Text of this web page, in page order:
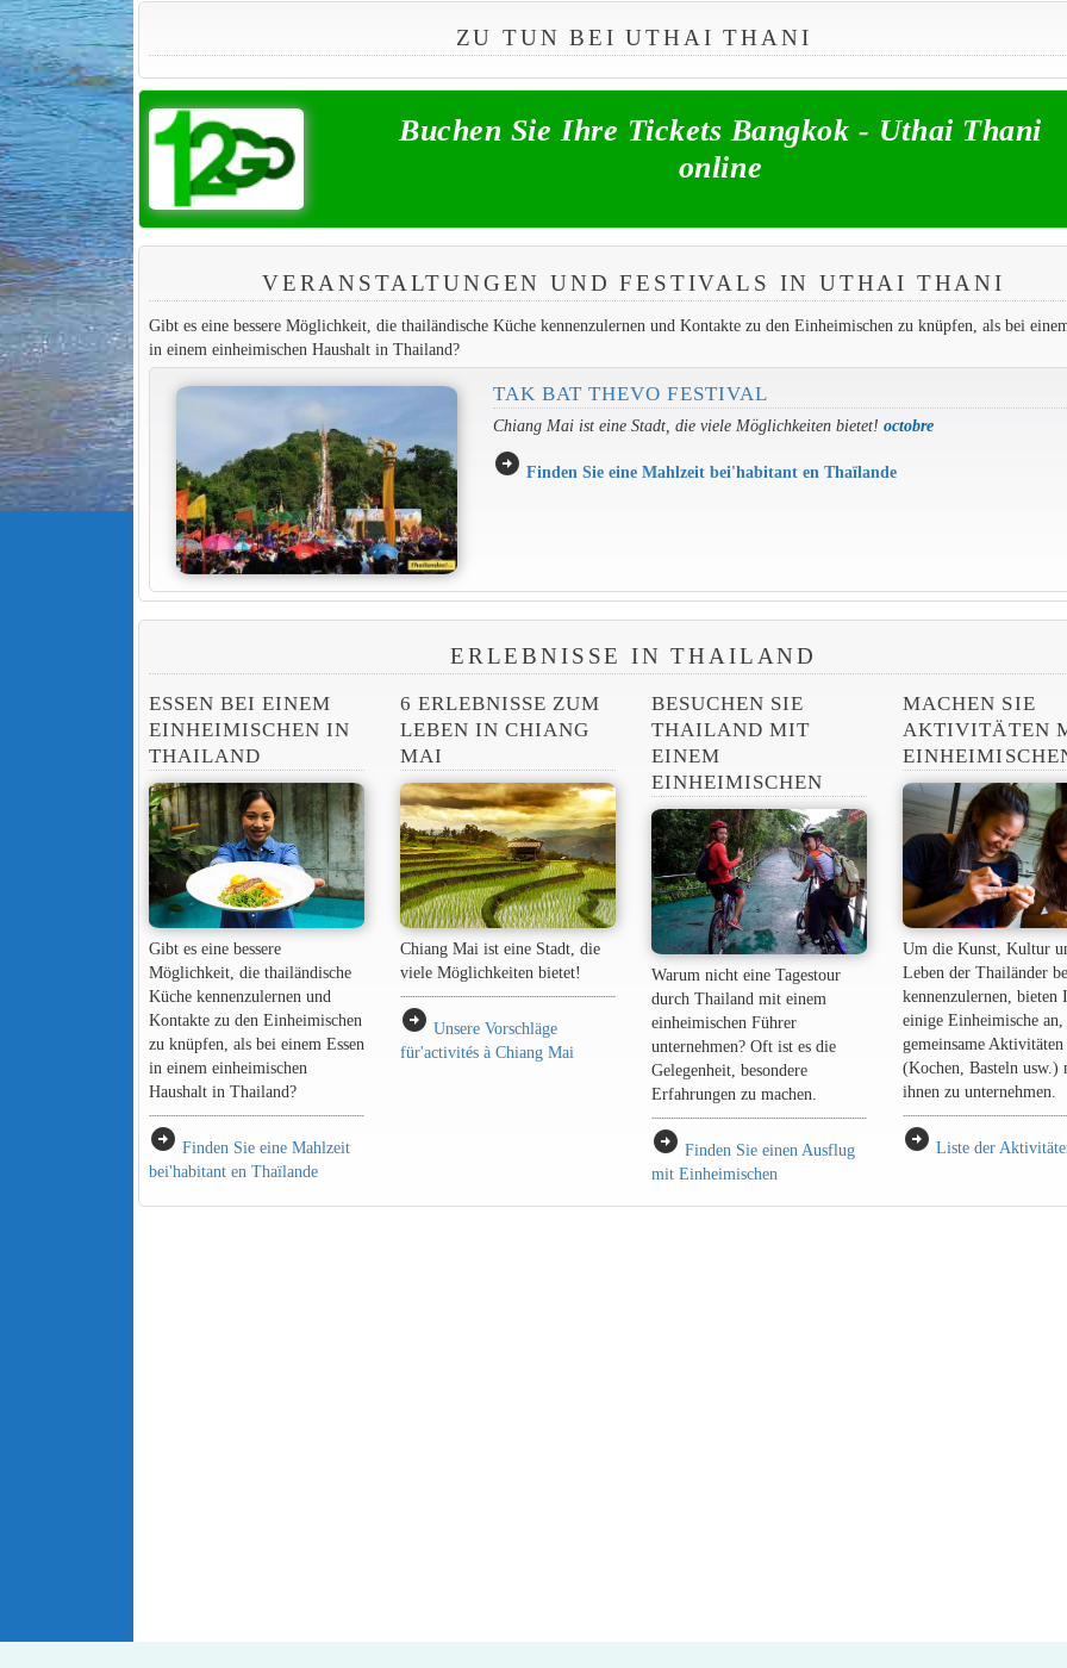
ZU TUN BEI UTHAI THANI
Buchen Sie Ihre Tickets Bangkok - Uthai Thani
online
VERANSTALTUNGEN UND FESTIVALS IN UTHAI THANI
Gibt es eine bessere Möglichkeit, die thailändische Küche kennenzulernen und Kontakte zu den Einheimischen zu knüpfen, als bei
in einem einheimischen Haushalt in Thailand?
TAK BAT THEVO FESTIVAL
Chiang Mai ist eine Stadt, die viele Möglichkeiten bietet! octobre
arrow_circle_right Finden Sie eine Mahlzeit bei'habitant en Thaïlande
ERLEBNISSE IN THAILAND
ESSEN BEI EINEM
EINHEIMISCHEN IN
THAILAND
Gibt es eine bessere
Möglichkeit, die thailändische
Küche kennenzulernen und
Kontakte zu den Einheimischen
zu knüpfen, als bei einem Essen
in einem einheimischen
Haushalt in Thailand?
arrow_circle_right Finden Sie eine Mahlzeit
bei'habitant en Thaïlande
6 ERLEBNISSE ZUM
LEBEN IN CHIANG
MAI
Chiang Mai ist eine Stadt, die
viele Möglichkeiten bietet!
arrow_circle_right Unsere Vorschläge
für'activités à Chiang Mai
BESUCHEN SIE
THAILAND MIT
EINEM
EINHEIMISCHEN
Warum nicht eine Tagestour
durch Thailand mit einem
einheimischen Führer
unternehmen? Oft ist es die
Gelegenheit, besondere
Erfahrungen zu machen.
arrow_circle_right Finden Sie einen Ausflug
mit Einheimischen
MACHEN SIE
AKTIVITÄTEN
Um die Kunst, Kultur
Leben der Thailänder
kennenzulernen, bieten
einige Einheimische an,
gemeinsame Aktivitäten
(Kochen, Basteln usw.)
ihnen zu unternehmen.
arrow_circle_right Liste der